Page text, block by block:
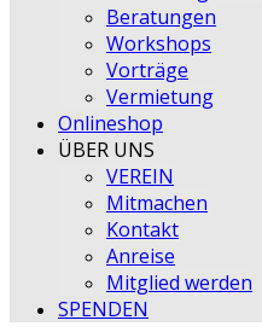
Beratungen
Workshops
Vorträge
Vermietung
Onlineshop
ÜBER UNS
VEREIN
Mitmachen
Kontakt
Anreise
Mitglied werden
SPENDEN